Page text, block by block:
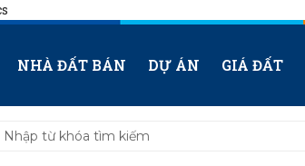
NHÀ ĐẤT BÁN DỰ ÁN GIÁ ĐẤT